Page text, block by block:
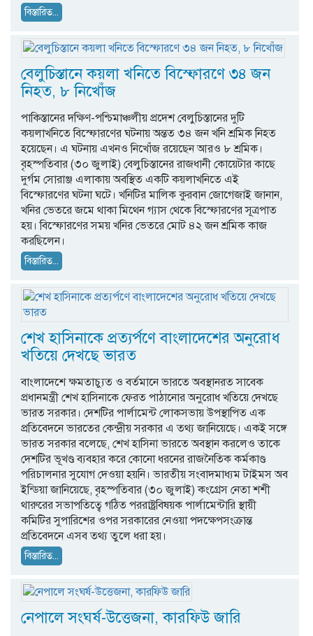
বিস্তারিত...
বেলুচিস্তানে কয়লা খনিতে বিস্ফোরণে ৩৪ জন
নিহত, ৮ নিখোঁজ
পাকিস্তানের দক্ষিণ-পশ্চিমাঞ্চলীয় প্রদেশ বেলুচিস্তানের দুটি
কয়লাখনিতে বিস্ফোরণের ঘটনায় অন্তত ৩৪ জন খনি শ্রমিক নিহত
হয়েছেন। এ ঘটনায় এখনও নিখোঁজ রয়েছেন আরও ৮ শ্রমিক।
বৃহস্পতিবার (৩০ জুলাই) বেলুচিস্তানের রাজধানী কোয়েটার কাছে
দুর্গম সোরাঞ্জ এলাকায় অবস্থিত একটি কয়লাখনিতে এই
বিস্ফোরণের ঘটনা ঘটে। খনিটির মালিক কুরবান জোগেজাই জানান,
খনির ভেতরে জমে থাকা মিথেন গ্যাস থেকে বিস্ফোরণের সূত্রপাত
হয়। বিস্ফোরণের সময় খনির ভেতরে মোট ৪২ জন শ্রমিক কাজ
করছিলেন।
বিস্তারিত...
শেখ হাসিনাকে প্রত্যর্পণে বাংলাদেশের অনুরোধ
খতিয়ে দেখছে ভারত
বাংলাদেশে ক্ষমতাচ্যুত ও বর্তমানে ভারতে অবস্থানরত সাবেক
প্রধানমন্ত্রী শেখ হাসিনাকে ফেরত পাঠানোর অনুরোধ খতিয়ে দেখছে
ভারত সরকার। দেশটির পার্লামেন্ট লোকসভায় উপস্থাপিত এক
প্রতিবেদনে ভারতের কেন্দ্রীয় সরকার এ তথ্য জানিয়েছে। একই সঙ্গে
ভারত সরকার বলেছে, শেখ হাসিনা ভারতে অবস্থান করলেও তাকে
দেশটির ভূখণ্ড ব্যবহার করে কোনো ধরনের রাজনৈতিক কর্মকাণ্ড
পরিচালনার সুযোগ দেওয়া হয়নি। ভারতীয় সংবাদমাধ্যম টাইমস অব
ইন্ডিয়া জানিয়েছে, বৃহস্পতিবার (৩০ জুলাই) কংগ্রেস নেতা শশী
থারুরের সভাপতিত্বে গঠিত পররাষ্ট্রবিষয়ক পার্লামেন্টারি স্থায়ী
কমিটির সুপারিশের ওপর সরকারের নেওয়া পদক্ষেপসংক্রান্ত
প্রতিবেদনে এসব তথ্য তুলে ধরা হয়।
বিস্তারিত...
নেপালে সংঘর্ষ-উত্তেজনা, কারফিউ জারি